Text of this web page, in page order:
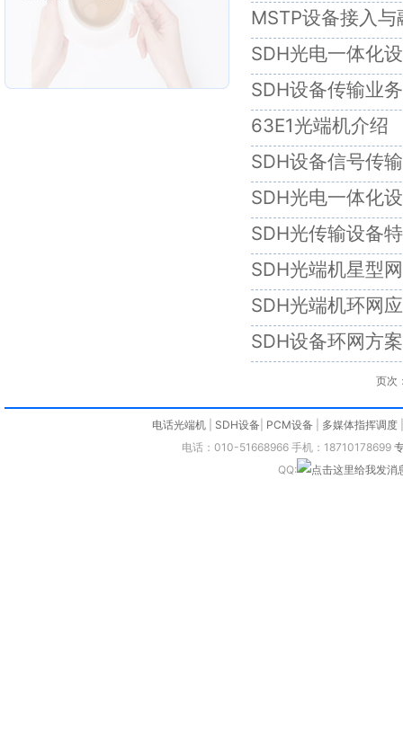
MSTP设备接入与
SDH光电一体化
SDH设备传输业
63E1光端机介绍
SDH设备信号传
SDH光电一体化
SDH光传输设备
SDH光端机星型
SDH光端机环网
SDH设备环网方案
页次
电话光端机 SDH设备 PCM设备 多媒体指挥调度
电话：010-51668966 手机：18710178699
QQ: